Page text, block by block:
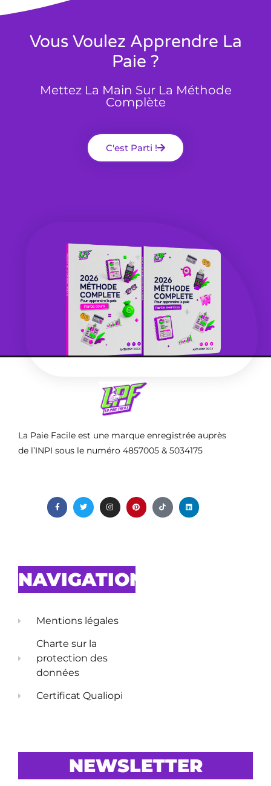
Vous Voulez Apprendre La
Paie ?
Mettez La Main Sur La Méthode
Complète
C'est Parti !
La Paie Facile est une marque enregistrée auprès
de l’INPI sous le numéro 4857005 & 5034175
NAVIGATION
Mentions légales
Charte sur la
protection des
données
Certificat Qualiopi
NEWSLETTER